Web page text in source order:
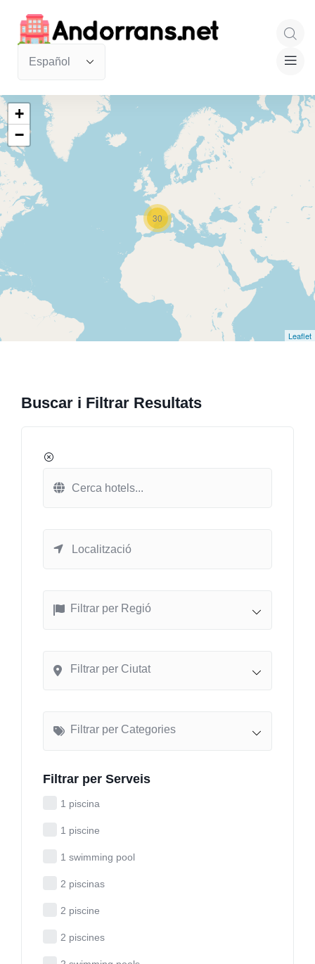
30
+
−
Leaflet
Buscar i Filtrar Resultats
Filtrar per Regió
Filtrar per Ciutat
Filtrar per Categories
Filtrar per Serveis
1 piscina
1 piscine
1 swimming pool
2 piscinas
2 piscine
2 piscines